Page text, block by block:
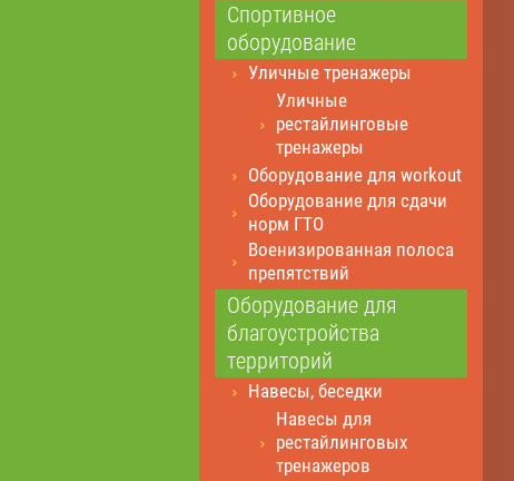
Спортивное
оборудование
Уличные тренажеры
Уличные
рестайлинговые
тренажеры
Оборудование для workout
Оборудование для сдачи
норм ГТО
Военизированная полоса
препятствий
Оборудование для
благоустройства
территорий
Навесы, беседки
Навесы для
рестайлинговых
тренажеров